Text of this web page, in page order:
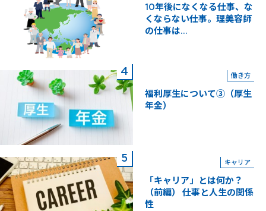
10年後になくなる仕事、な
くならない仕事。理美容師
の仕事は...
働き方
福利厚生について③（厚生
年金）
キャリア
「キャリア」とは何か？
（前編） 仕事と人生の関係
性